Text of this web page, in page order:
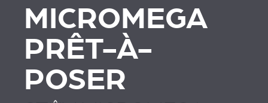
MICROMEGA
PRÊT-À-
POSER